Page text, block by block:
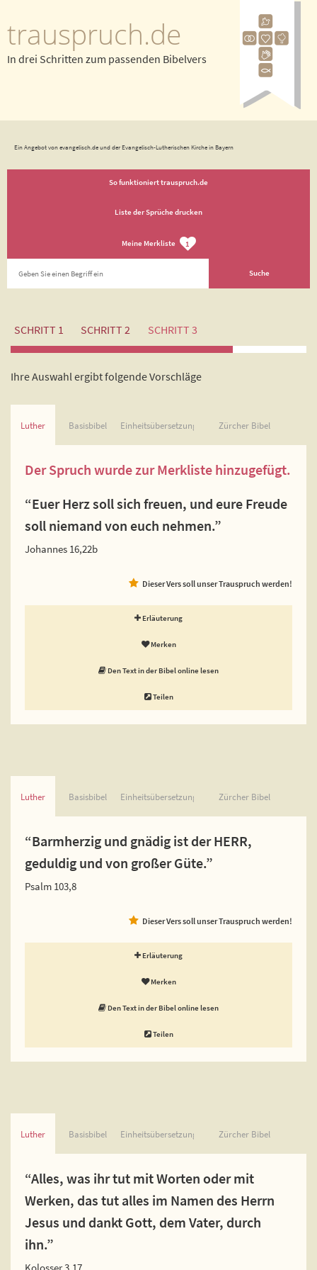
trauspruch.de
In drei Schritten zum passenden Bibelvers
Ein Angebot von evangelisch.de und der Evangelisch-Lutherischen Kirche in Bayern
So funktioniert trauspruch.de
Liste der Sprüche drucken
Meine Merkliste 1
SCHRITT 1 SCHRITT 2 SCHRITT 3
Ihre Auswahl ergibt folgende Vorschläge
Luther Basisbibel Einheitsübersetzung Zürcher Bibel
Der Spruch wurde zur Merkliste hinzugefügt.
“Euer Herz soll sich freuen, und eure Freude
soll niemand von euch nehmen.”
Johannes 16,22b
Dieser Vers soll unser Trauspruch werden!
Erläuterung
Merken
Den Text in der Bibel online lesen
Teilen
Luther Basisbibel Einheitsübersetzung Zürcher Bibel
“Barmherzig und gnädig ist der HERR,
geduldig und von großer Güte.”
Psalm 103,8
Dieser Vers soll unser Trauspruch werden!
Erläuterung
Merken
Den Text in der Bibel online lesen
Teilen
Luther Basisbibel Einheitsübersetzung Zürcher Bibel
“Alles, was ihr tut mit Worten oder mit
Werken, das tut alles im Namen des Herrn
Jesus und dankt Gott, dem Vater, durch
ihn.”
Kolosser 3,17